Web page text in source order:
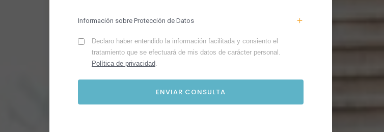
Información sobre Protección de Datos
Declaro haber entendido la información facilitada y consiento el
tratamiento que se efectuará de mis datos de carácter personal.
Política de privacidad.